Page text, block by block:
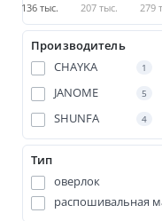
136 тыс. 207 тыс. 279
Производитель
CHAYKA
1
JANOME 5
SHUNFA 4
Тип
оверлок
распошивальная